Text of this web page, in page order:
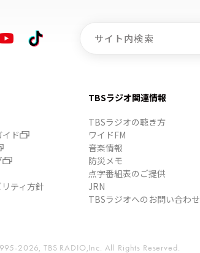
ド
ティ方針
TBSラジオ関連情報
TBSラジオの聴き方
ワイドFM
音楽情報
防災メモ
点字番組表のご提供
JRN
TBSラジオへのお問い合わせ
2026, TBS RADIO,Inc. All Rights Reserved.